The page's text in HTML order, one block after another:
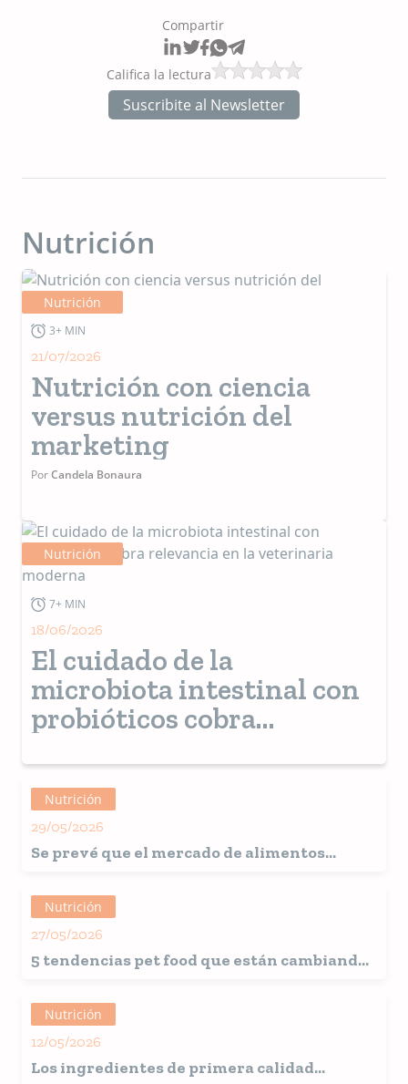
Compartir
Califica la lectura
Suscribite al Newsletter
Nutrición
Nutrición
3+ MIN
21/07/2026
Nutrición con ciencia
versus nutrición del
marketing
PorCandela Bonaura
Nutrición
7+ MIN
18/06/2026
El cuidado de la
microbiota intestinal con
probióticos cobra
veterinaria moderna
Nutrición
29/05/2026
Se prevé que el mercado de alimentos
creces para 2033
Nutrición
27/05/2026
5 tendencias pet food que están cambiando
Nutrición
12/05/2026
Los ingredientes de primera calidad